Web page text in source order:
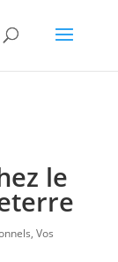
le
, Vos